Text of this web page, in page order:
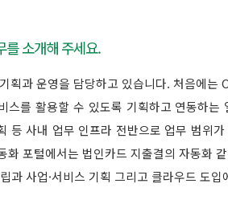
를 소개해 주세요.
획과 운영을 담당하고 있습니다. 처음에
스를 활용할 수 있도록 기획하고 연동하
등 사내 업무 인프라 전반으로 업무 범위
포털에서는 법인카드 지출결의 자동화
과 사업·서비스 기획 그리고 클라우드 도